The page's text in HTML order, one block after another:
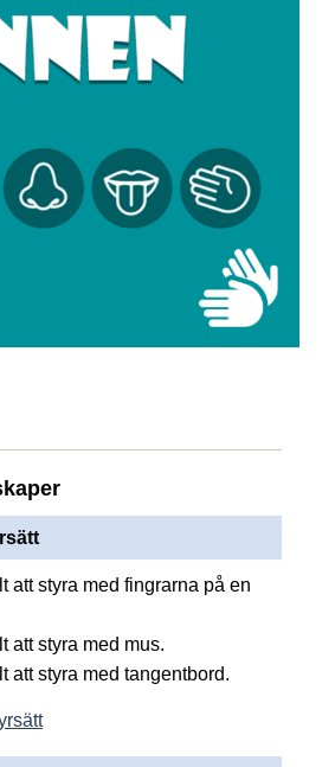
att styra med fingrarna på en
att styra med mus.
att styra med tangentbord.